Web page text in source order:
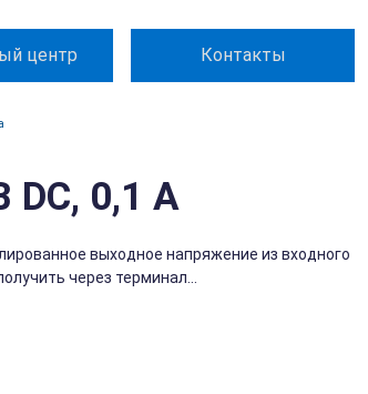
центр Контакты
DC, 0,1 А
выходное напряжение из входного
через терминал...